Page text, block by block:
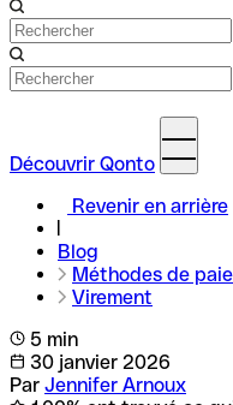
Découvrir Qonto
Revenir en arrière
Blog
Méthodes de
Virement
5 min
30 janvier 2026
Par Jennifer Arnoux